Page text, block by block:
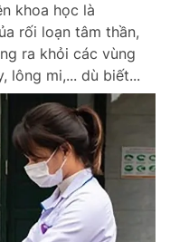
khoa học là
rối loạn tâm thần,
ra khỏi các vùng
lông mi,... dù biết...